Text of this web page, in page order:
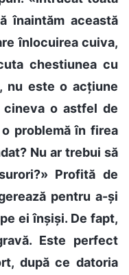
înaintăm această
înlocuirea cuiva,
chestiunea cu
nu este o acțiune
o astfel de
problemă în firea
Nu ar trebui să
Profită de
pentru a-și
ei înșiși. De fapt,
Este perfect
după ce datoria